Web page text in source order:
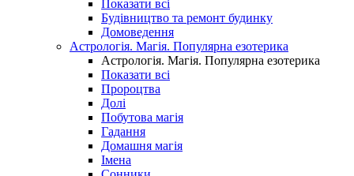
Показати всі
Будівництво та ремонт будинку
Домоведення
Астрологія. Магія. Популярна езотерика
Астрологія. Магія. Популярна езотерика
Показати всі
Пророцтва
Долі
Побутова магія
Гадання
Домашня магія
Імена